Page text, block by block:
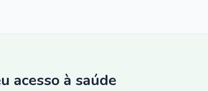
acesso à saúde